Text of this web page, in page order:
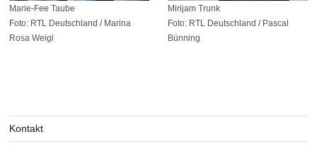
Marie-Fee Taube
Foto: RTL Deutschland / Marina
Rosa Weigl
Mirijam Trunk
Foto: RTL Deutschland / Pascal
Bünning
Kontakt